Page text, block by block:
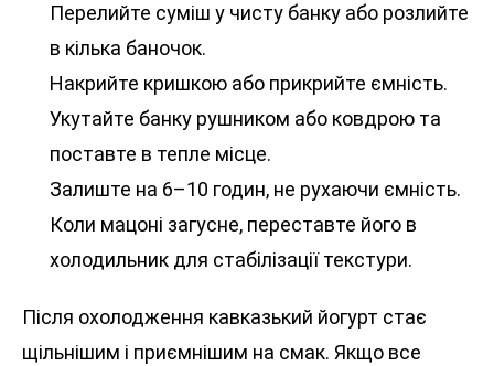
Перелийте суміш у чисту банку або розлийте
в кілька баночок.
Накрийте кришкою або прикрийте ємність.
Укутайте банку рушником або ковдрою та
поставте в тепле місце.
Залиште на 6–10 годин, не рухаючи ємність.
Коли мацоні загусне, переставте його в
холодильник для стабілізації текстури.
Після охолодження кавказький йогурт стає
щільнішим і приємнішим на смак. Якщо все